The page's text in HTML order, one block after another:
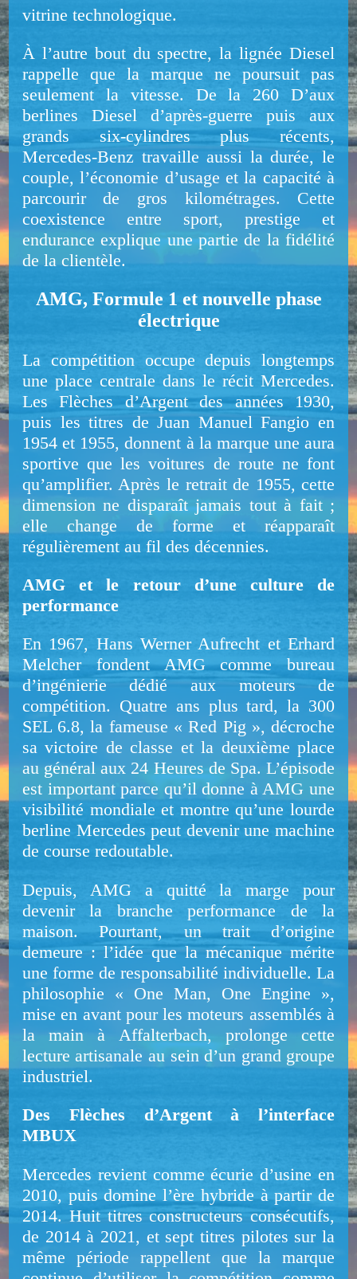
vitrine technologique.
À l’autre bout du spectre, la lignée Diesel
rappelle que la marque ne poursuit pas
seulement la vitesse. De la 260 D’aux
berlines Diesel d’après-guerre puis aux
grands six-cylindres plus récents,
Mercedes-Benz travaille aussi la durée, le
couple, l’économie d’usage et la capacité à
parcourir de gros kilométrages. Cette
coexistence entre sport, prestige et
endurance explique une partie de la fidélité
de la clientèle.
AMG, Formule 1 et nouvelle phase
électrique
La compétition occupe depuis longtemps
une place centrale dans le récit Mercedes.
Les Flèches d’Argent des années 1930,
puis les titres de Juan Manuel Fangio en
1954 et 1955, donnent à la marque une aura
sportive que les voitures de route ne font
qu’amplifier. Après le retrait de 1955, cette
dimension ne disparaît jamais tout à fait ;
elle change de forme et réapparaît
régulièrement au fil des décennies.
AMG et le retour d’une culture de
performance
En 1967, Hans Werner Aufrecht et Erhard
Melcher fondent AMG comme bureau
d’ingénierie dédié aux moteurs de
compétition. Quatre ans plus tard, la 300
SEL 6.8, la fameuse « Red Pig », décroche
sa victoire de classe et la deuxième place
au général aux 24 Heures de Spa. L’épisode
est important parce qu’il donne à AMG une
visibilité mondiale et montre qu’une lourde
berline Mercedes peut devenir une machine
de course redoutable.
Depuis, AMG a quitté la marge pour
devenir la branche performance de la
maison. Pourtant, un trait d’origine
demeure : l’idée que la mécanique mérite
une forme de responsabilité individuelle. La
philosophie « One Man, One Engine »,
mise en avant pour les moteurs assemblés à
la main à Affalterbach, prolonge cette
lecture artisanale au sein d’un grand groupe
industriel.
Des Flèches d’Argent à l’interface
MBUX
Mercedes revient comme écurie d’usine en
2010, puis domine l’ère hybride à partir de
2014. Huit titres constructeurs consécutifs,
de 2014 à 2021, et sept titres pilotes sur la
même période rappellent que la marque